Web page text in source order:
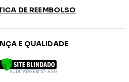
DE REEMBOLSO
E QUALIDADE
AUDITADO EM 07-AGO